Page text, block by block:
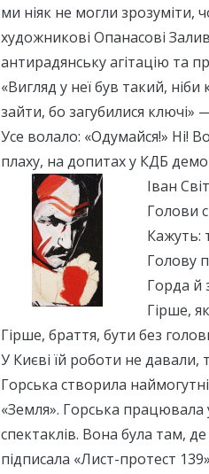
ми ніяк не могли
художникові Опанасові
антирадянську агітацію та
«Вигляд у неї був такий,
зайти, бо загубилися ключі»
Усе волало: «Одумайся!» Ні!
плаху, на допитах у КДБ
Іван
Голови
Кажуть:
Голову
Горда й
Гірше,
Гірше, браття, бути без
У Києві їй роботи не
Горська створила
«Земля». Горська працювала
спектаклів. Вона була там,
підписала «Лист-протест